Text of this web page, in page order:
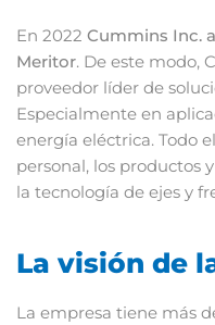
En 2022 Cummins Inc.
Meritor. De este modo,
proveedor líder de
Especialmente en
energía eléctrica. Todo
personal, los productos
la tecnología de ejes y
La visión de
La empresa tiene más